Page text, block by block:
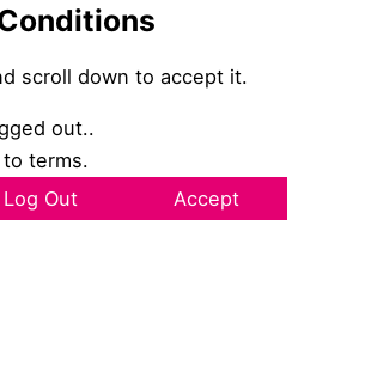
scroll down to accept it.
out..
terms.
Out
Accept